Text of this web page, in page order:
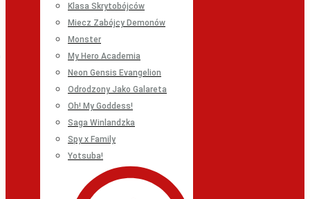
Klasa Skrytobójców
Miecz Zabójcy Demonów
Monster
My Hero Academia
Neon Gensis Evangelion
Odrodzony Jako Galareta
Oh! My Goddess!
Saga Winlandzka
Spy x Family
Yotsuba!